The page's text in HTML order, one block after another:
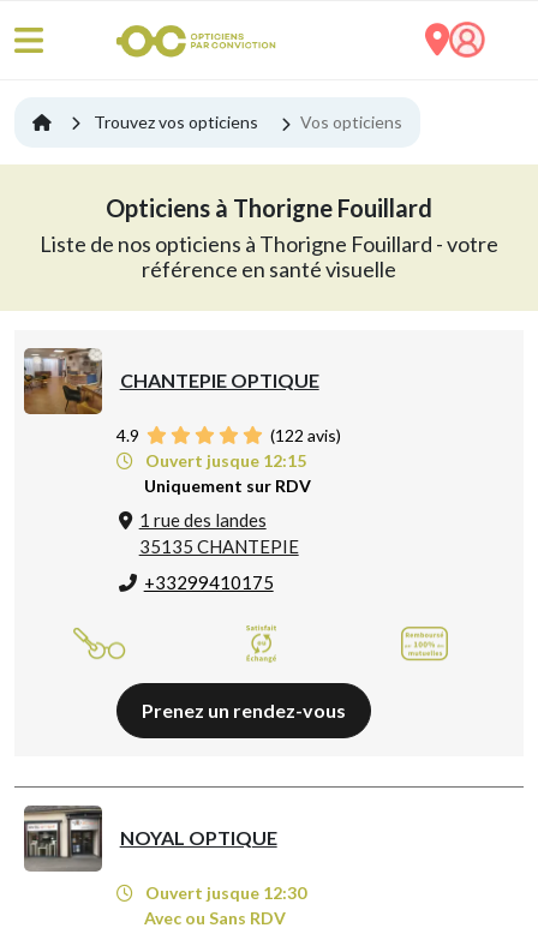
Trouvez vos opticiens Vos opticiens
Opticiens à Thorigne Fouillard
Liste de nos opticiens à Thorigne Fouillard - votre
référence en santé visuelle
CHANTEPIE OPTIQUE
4.9 (122 avis)
Ouvert jusque 12:15
Uniquement sur RDV
1 rue des landes
35135 CHANTEPIE
+33299410175
Prenez un rendez-vous
NOYAL OPTIQUE
Ouvert jusque 12:30
Avec ou Sans RDV